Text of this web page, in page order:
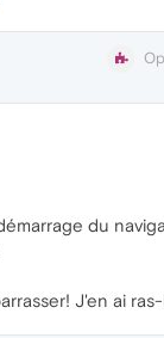
du
J'en ai